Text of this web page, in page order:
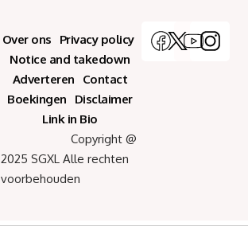
Over ons
Privacy policy
Notice and takedown
Adverteren
Contact
Boekingen
Disclaimer
Link in Bio
Copyright @
2025 SGXL Alle rechten
voorbehouden